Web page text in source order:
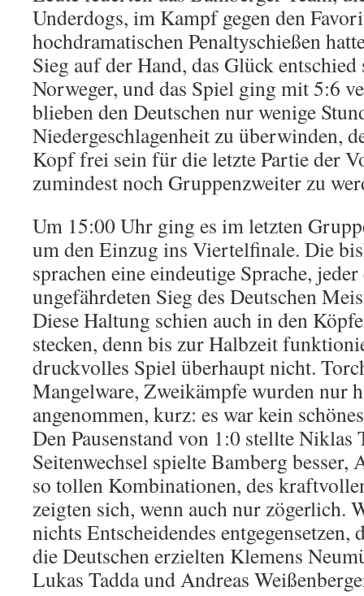
Underdogs, im Kampf gegen den
hochdramatischen Penaltyschießen
Sieg auf der Hand, das Glück
Norweger, und das Spiel ging mit 5:6
blieben den Deutschen nur wenige
Niedergeschlagenheit zu überwinden,
Kopf frei sein für die letzte Partie der
zumindest noch Gruppenzweiter zu
Um 15:00 Uhr ging es im letzten
um den Einzug ins Viertelfinale. Die
sprachen eine eindeutige Sprache,
ungefährdeten Sieg des Deutschen
Diese Haltung schien auch in den
stecken, denn bis zur Halbzeit
druckvolles Spiel überhaupt nicht.
Mangelware, Zweikämpfe wurden nur
angenommen, kurz: es war kein
Den Pausenstand von 1:0 stellte Niklas
Seitenwechsel spielte Bamberg besser,
so tollen Kombinationen, des
zeigten sich, wenn auch nur zögerlich.
nichts Entscheidendes
die Deutschen erzielten Klemens
Lukas Tadda und Andreas